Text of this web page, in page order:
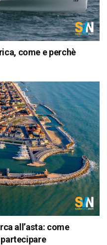
come e perchè
all’asta: come